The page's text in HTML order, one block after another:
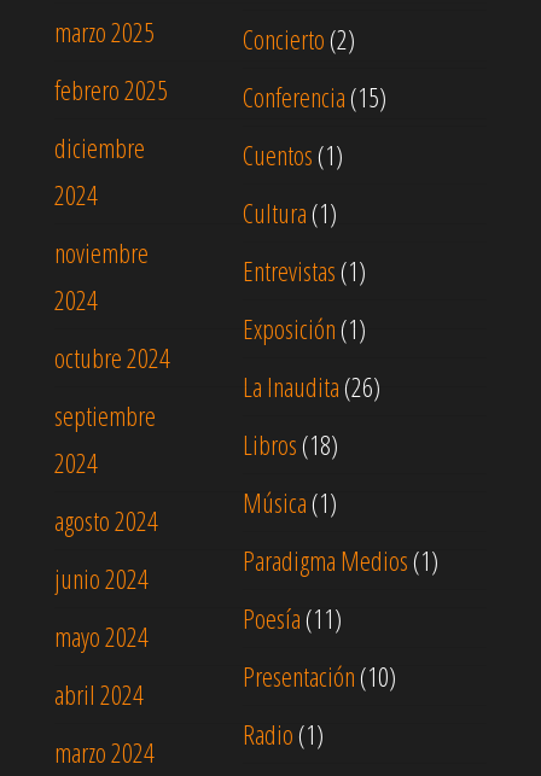
Concierto (2)
Conferencia (15)
Cuentos (1)
Cultura (1)
Entrevistas (1)
Exposición(1)
La Inaudita(26)
Libros (18)
Música(1)
Paradigma Medios(1)
Poesía(11)
Presentación(10)
Radio(1)
marzo 2025
febrero 2025
diciembre
2024
noviembre
2024
octubre 2024
septiembre
2024
agosto 2024
junio 2024
mayo 2024
abril 2024
marzo 2024